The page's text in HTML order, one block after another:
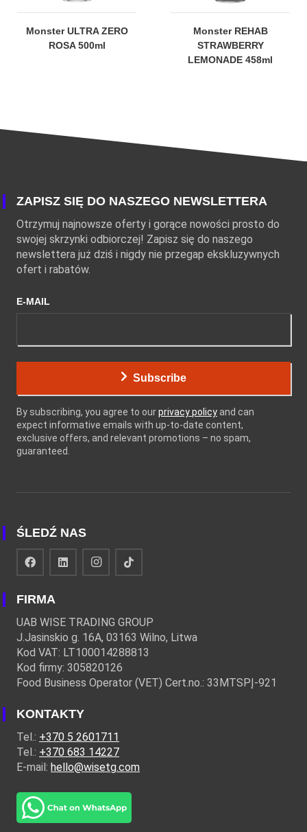
Monster ULTRA ZERO
ROSA 500ml
Monster REHAB
STRAWBERRY
LEMONADE 458ml
ZAPISZ SIĘ DO NASZEGO NEWSLETTERA
Otrzymuj najnowsze oferty i gorące nowości prosto do
swojej skrzynki odbiorczej! Zapisz się do naszego
newslettera już dziś i nigdy nie przegap ekskluzywnych
ofert i rabatów.
E-MAIL
Subscribe
By subscribing, you agree to ourprivacy policy and can
expect informative emails with up-to-date content,
exclusive offers, and relevant promotions – no spam,
guaranteed.
ŚLEDŹ NAS
FIRMA
UAB WISE TRADING GROUP
J.Jasinskio g. 16A, 03163 Wilno, Litwa
Kod VAT: LT100014288813
Kod firmy: 305820126
Food Business Operator (VET) Cert.no.: 33MTSPĮ-921
KONTAKTY
Tel.: +370 5 2601711
Tel.: +370 683 14227
E-mail: hello@wisetg.com